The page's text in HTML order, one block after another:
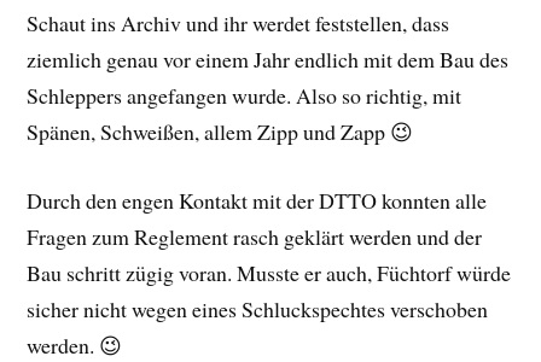
Schaut ins Archiv und ihr werdet feststellen, dass
ziemlich genau vor einem Jahr endlich mit dem Bau des
Schleppers angefangen wurde. Also so richtig, mit
Spänen, Schweißen, allem Zipp und Zapp 😉
Durch den engen Kontakt mit der DTTO konnten alle
Fragen zum Reglement rasch geklärt werden und der
Bau schritt zügig voran. Musste er auch, Füchtorf würde
sicher nicht wegen eines Schluckspechtes verschoben
werden. 😉